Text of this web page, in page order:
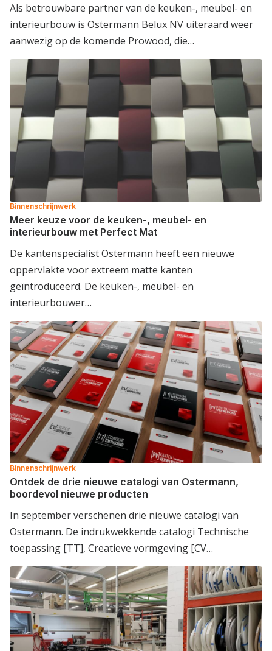
Als betrouwbare partner van de keuken-, meubel- en
interieurbouw is Ostermann Belux NV uiteraard weer
aanwezig op de komende Prowood, die…
Binnenschrijnwerk
Meer keuze voor de keuken-, meubel- en
interieurbouw met Perfect Mat
De kantenspecialist Ostermann heeft een nieuwe
oppervlakte voor extreem matte kanten
geïntroduceerd. De keuken-, meubel- en
interieurbouwer…
Binnenschrijnwerk
Ontdek de drie nieuwe catalogi van Ostermann,
boordevol nieuwe producten
In september verschenen drie nieuwe catalogi van
Ostermann. De indrukwekkende catalogi Technische
toepassing [TT], Creatieve vormgeving [CV…